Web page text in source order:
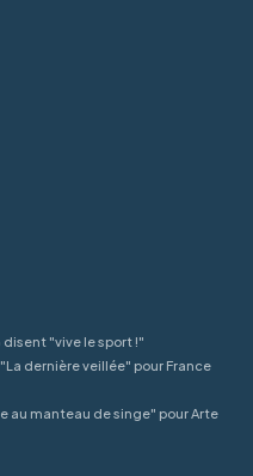
disent "vive le sport !"
dernière veillée" pour France
au manteau de singe" pour Arte